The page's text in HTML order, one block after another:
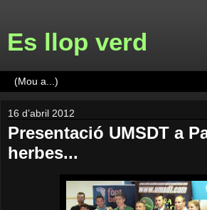
Es llop verd
16 d’abril 2012
Presentació UMSDT a
herbes...